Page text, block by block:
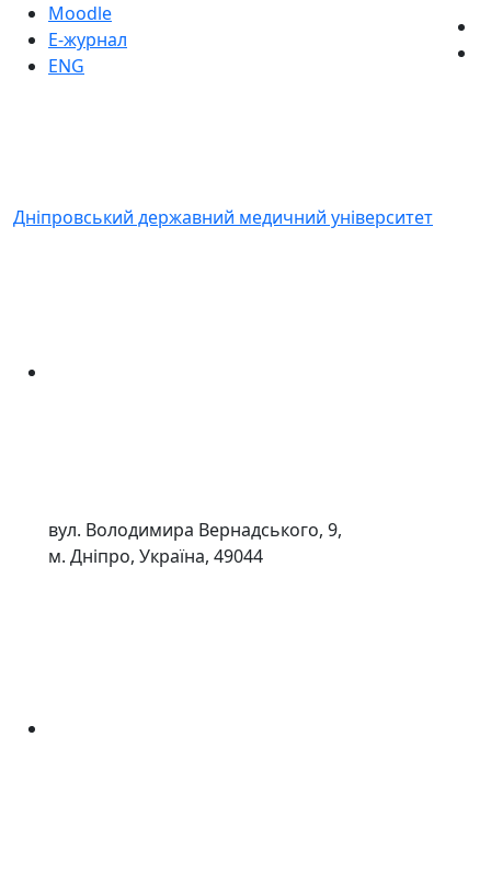
Moodle
Е-журнал
ENG
Дніпровський державний медичний університет
вул. Володимира Вернадського, 9,
м. Дніпро, Україна, 49044